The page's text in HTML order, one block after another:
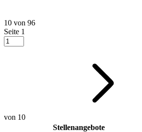
10 von 96
Seite 1
von 10
Stellenangebote